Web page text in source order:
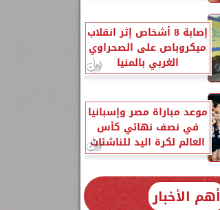
إصابة 8 أشخاص إثر انقلاب
ميكروباص على الصحراوي
الغربي بالمنيا
موعد مباراة مصر وإسبانيا
في نصف نهائي كأس
العالم لكرة اليد للناشئات
أهم الأخبار